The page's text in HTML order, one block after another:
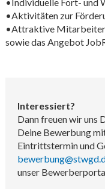
•Individuelle Fort- und
•Aktivitäten zur
•Attraktive
sowie das Angebot
Interessiert?
Dann freuen wir uns
Deine Bewerbung
Eintrittstermin und
unser